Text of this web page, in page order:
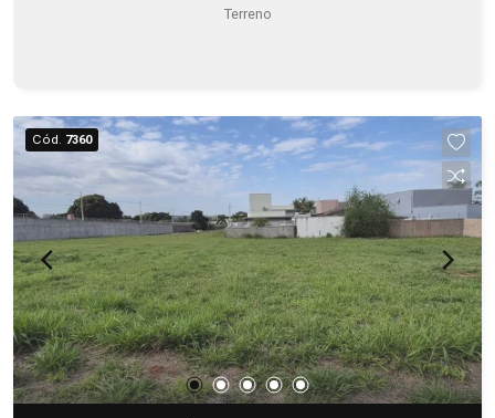
Terreno
Cód. 7360